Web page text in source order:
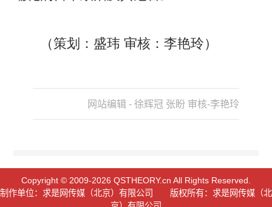
（策划：盛玮 审核：李艳玲）
网站编辑 - 徐辉冠 张盼 审核-李艳玲
Copyright © 2009-2026 QSTHEORY.cn All Rights Reserved.
制作单位：求是网传媒（北京）有限公司 版权所有：求是网传媒（北